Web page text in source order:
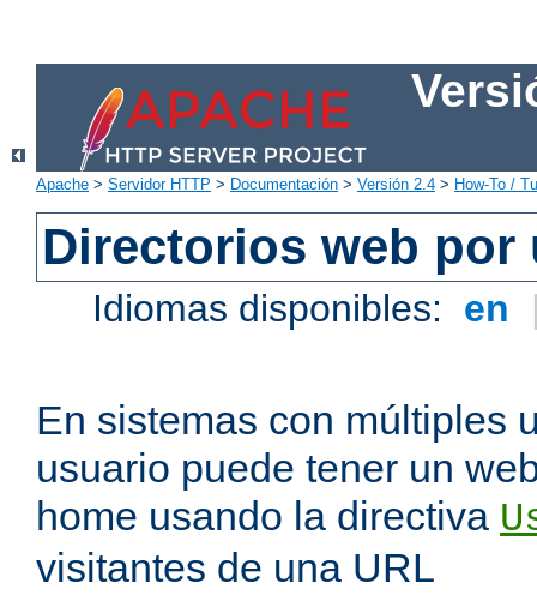
Apache > Servidor HTTP > Documentación > Versión 2.4 > How-To /
Directorios web por
Idiomas disponibles: en
En sistemas con múltiples
usuario puede tener un
home usando la directiva
visitantes de una URL